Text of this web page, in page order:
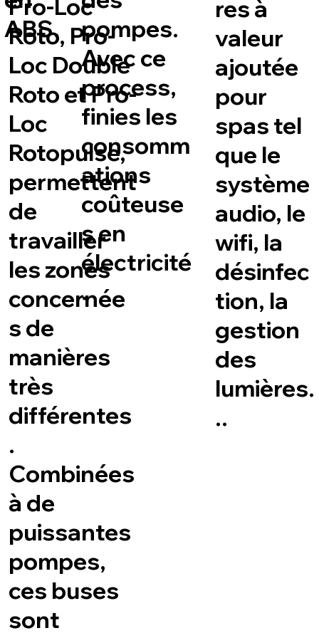
res à
valeur
ajoutée
pour
spas tel
que le
système
audio, le
wifi, la
désinfec
tion, la
gestion
des
lumières.
..
ABS.
Pro-Loc
Roto, Pro-
Loc Double
Roto et Pro-
Loc
Rotopulse,
permettent
de
travailler
les zones
concernée
s de
manières
très
différentes
.
Combinées
à de
puissantes
pompes,
ces buses
sont
pompes.
Avec ce
process,
finies les
consomm
ations
coûteuse
s en
électricité
.